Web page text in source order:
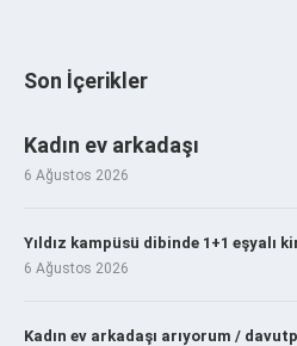
Son İçerikler
Kadın ev arkadaşı
6 Ağustos 2026
Yıldız kampüsü dibinde 1+1 eşyalı
6 Ağustos 2026
Kadın ev arkadaşı arıyorum /